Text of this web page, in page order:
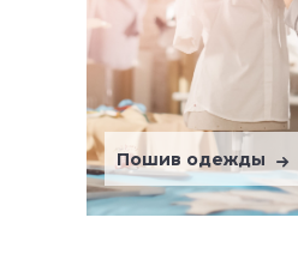
Пошив одежды